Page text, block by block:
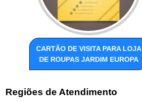
CARTÃO DE VISITA PARA LOJA
DE ROUPAS JARDIM EUROPA
Regiões de Atendimento